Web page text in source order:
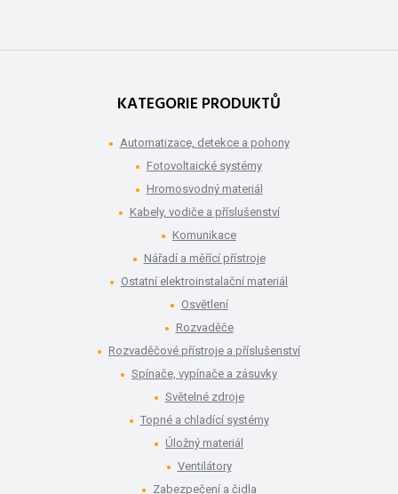
KATEGORIE PRODUKTŮ
Automatizace, detekce a pohony
Fotovoltaické systémy
Hromosvodný materiál
Kabely, vodiče a příslušenství
Komunikace
Nářadí a měřící přístroje
Ostatní elektroinstalační materiál
Osvětlení
Rozvaděče
Rozvaděčové přístroje a příslušenství
Spínače, vypínače a zásuvky
Světelné zdroje
Topné a chladící systémy
Úložný materiál
Ventilátory
Zabezpečení a čidla